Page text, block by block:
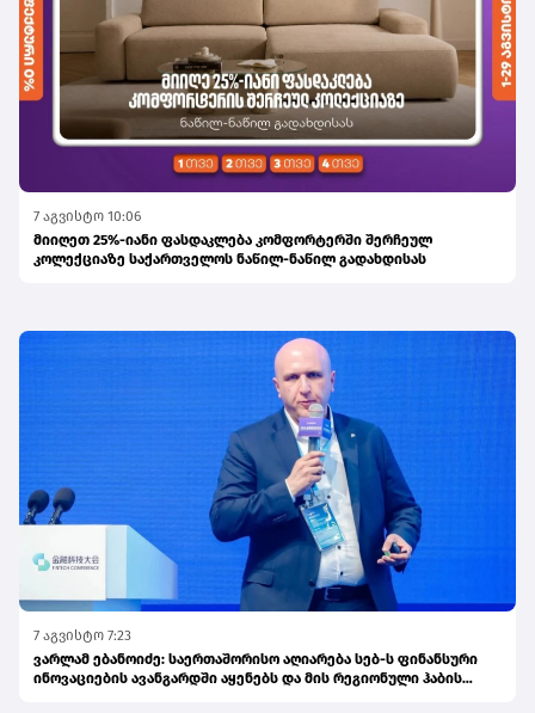
7 აგვისტო 10:06
მიიღეთ 25%-იანი ფასდაკლება კომფორტერში შერჩეულ
კოლექციაზე საქართველოს ნაწილ-ნაწილ გადახდისას
7 აგვისტო 7:23
ვარლამ ებანოიძე: საერთაშორისო აღიარება სებ-ს ფინანსური
ინოვაციების ავანგარდში აყენებს და მის რეგიონული ჰაბის